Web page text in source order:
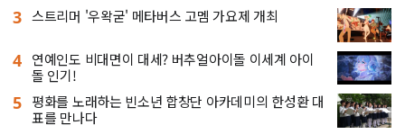
3 스트리머 '우왁굳' 메타버스 고멤 가요제 개최
4 연예인도 비대면이 대세? 버추얼아이돌 이세계 아이
돌 인기!
5 평화를 노래하는 빈소년 합창단 아카데미의 한성환 대
표를 만나다